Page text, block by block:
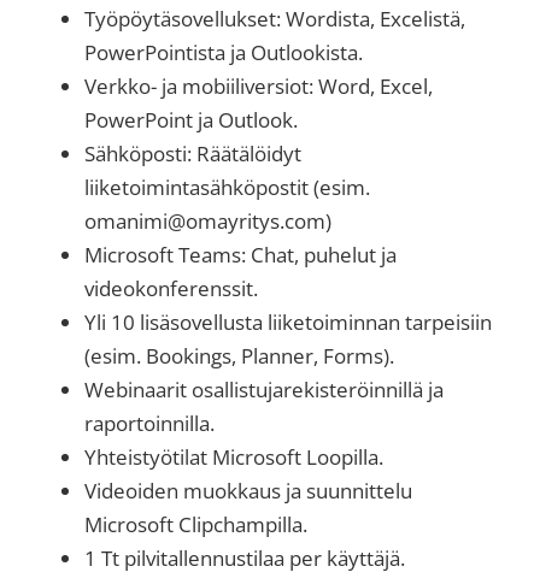
Työpöytäsovellukset: Wordista, Excelistä,
PowerPointista ja Outlookista.
Verkko- ja mobiiliversiot: Word, Excel,
PowerPoint ja Outlook.
Sähköposti: Räätälöidyt
liiketoimintasähköpostit (esim.
omanimi@omayritys.com)
Microsoft Teams: Chat, puhelut ja
videokonferenssit.
Yli 10 lisäsovellusta liiketoiminnan tarpeisiin
(esim. Bookings, Planner, Forms).
Webinaarit osallistujarekisteröinnillä ja
raportoinnilla.
Yhteistyötilat Microsoft Loopilla.
Videoiden muokkaus ja suunnittelu
Microsoft Clipchampilla.
1 Tt pilvitallennustilaa per käyttäjä.